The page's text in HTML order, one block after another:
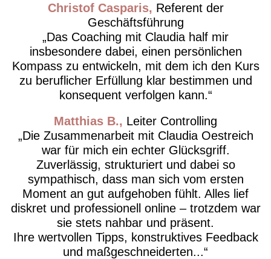
Christof Casparis
Referent der
Geschäftsführung
Das Coaching mit Claudia half mir
insbesondere dabei, einen persönlichen
Kompass zu entwickeln, mit dem ich den Kurs
zu beruflicher Erfüllung klar bestimmen und
konsequent verfolgen kann.
Matthias B.
Leiter Controlling
Die Zusammenarbeit mit Claudia Oestreich
war für mich ein echter Glücksgriff.
Zuverlässig, strukturiert und dabei so
sympathisch, dass man sich vom ersten
Moment an gut aufgehoben fühlt. Alles lief
diskret und professionell online – trotzdem war
sie stets nahbar und präsent.
Ihre wertvollen Tipps, konstruktives Feedback
und maßgeschneiderten...